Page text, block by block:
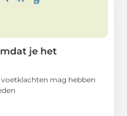
je het
mag hebben